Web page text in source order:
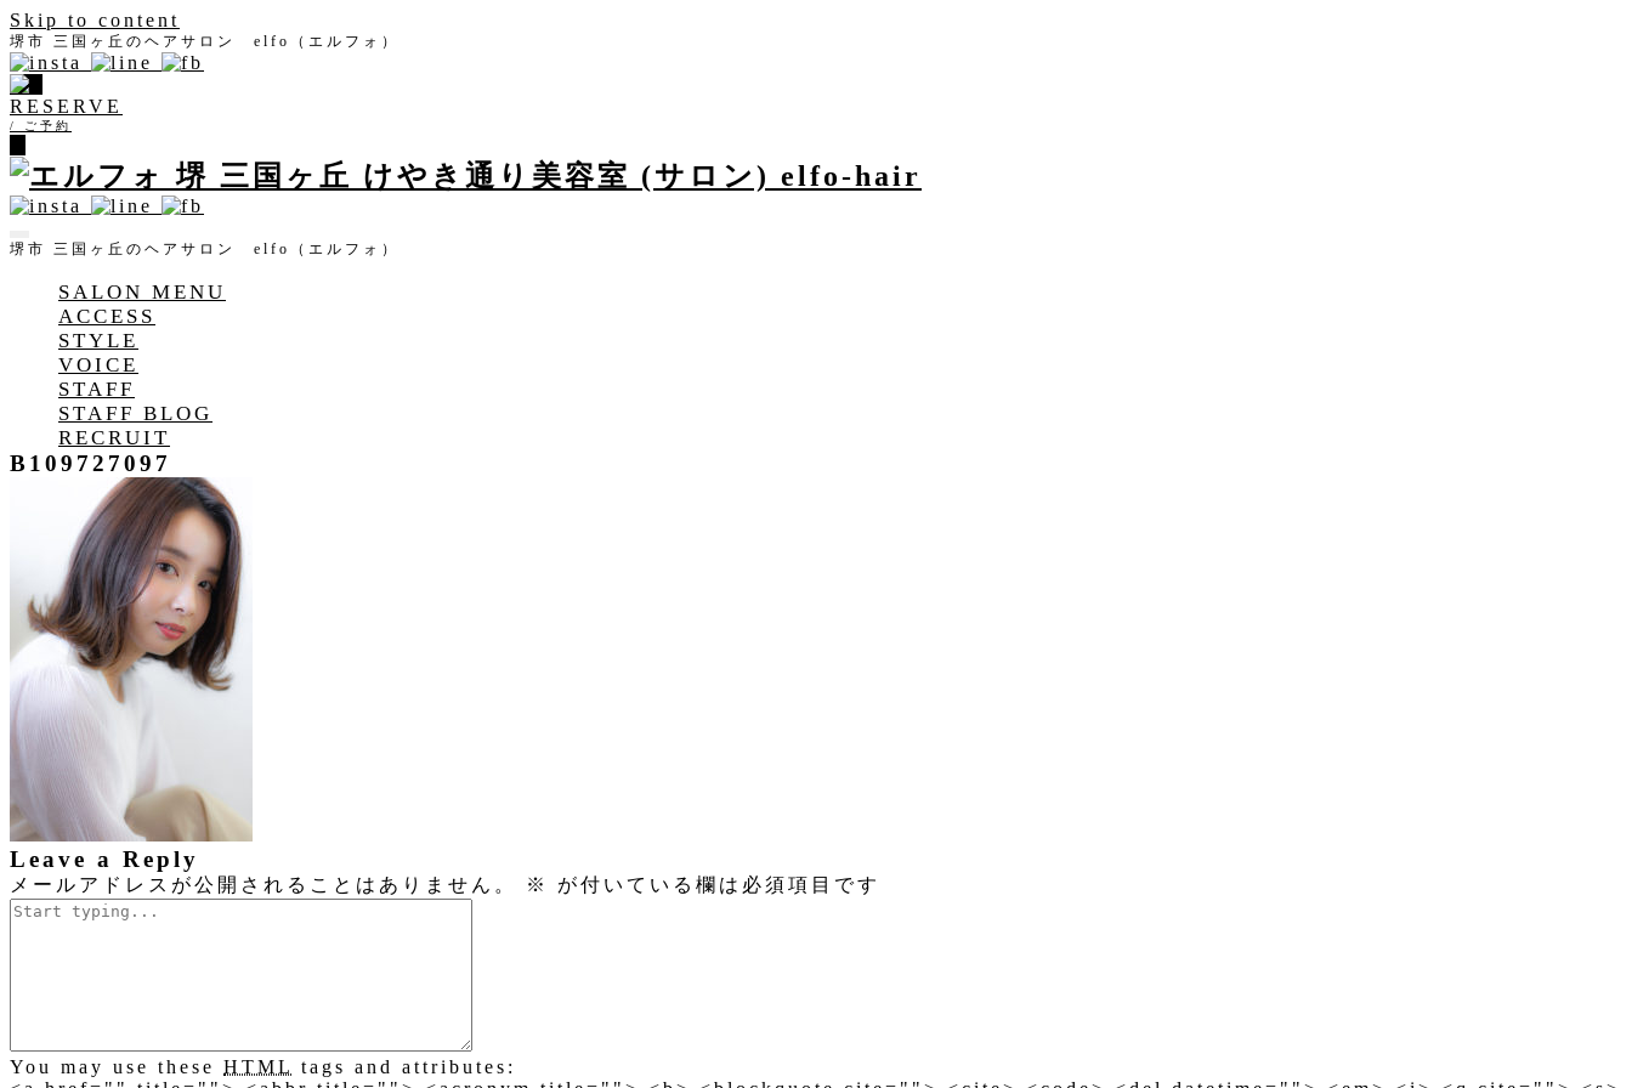
Skip to content
堺市 三国ヶ丘のヘアサロン elfo（エルフォ）
RESERVE
/ ご予約
堺市 三国ヶ丘のヘアサロン elfo（エルフォ）
SALON MENU
ACCESS
STYLE
VOICE
STAFF
STAFF BLOG
RECRUIT
B109727097
Leave a Reply
メールアドレスが公開されることはありません。 ※ が付いている欄は必須項目です
You may use these HTML tags and attributes: